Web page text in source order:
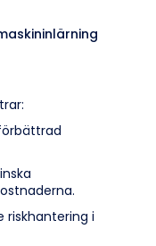
riskhantering i